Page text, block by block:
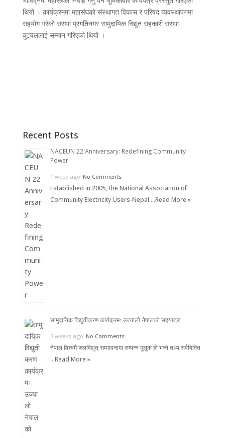
थियो । कार्यक्रममा महासंघको संस्थागत विकास र परिषद व्यवस्थापनमा
सहयोग गरेको संस्था प्रगतिनगर सामुदायिक विद्युत सहकारी संस्था
वुटवललाई सम्मान गरिएको थियो ।
Recent Posts
NACEUN 22 Anniversary: Redefining Community
Power
1 week ago No Comments
Established in 2005, the National Association of
Community Electricity Users-Nepal …Read More »
सामुदायिक विद्युतीकरण कार्यक्रमः उज्यालो नेपालको सहयात्रा
3 weeks ago No Comments
नेपाल विश्वमै जलविद्युत् सम्भावनामा सम्पन्न मुलुक हो भन्ने तथ्य सर्वविदित
…Read More »